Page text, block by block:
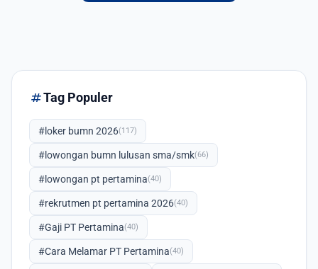
tagTag Populer
#loker bumn 2026(117)
#lowongan bumn lulusan sma/smk(66)
#lowongan pt pertamina(40)
#rekrutmen pt pertamina 2026(40)
#Gaji PT Pertamina(40)
#Cara Melamar PT Pertamina(40)